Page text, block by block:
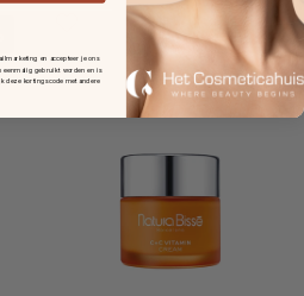
-10%
en accepteer je ons
eenmalig gebruikt worden en is
deze kortingscode met andere